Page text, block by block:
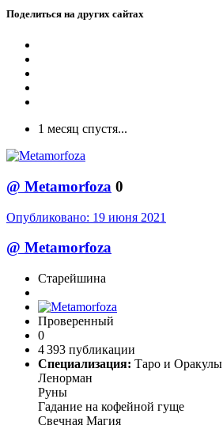
Поделиться на других сайтах
1 месяц спустя...
@ Metamorfoza 0
Опубликовано: 19 июня 2021
@ Metamorfoza
Старейшина
Проверенный
0
4 393 публикации
Специализация: Таро и Оракулы
Ленорман
Руны
Гадание на кофейной гуще
Свечная Магия